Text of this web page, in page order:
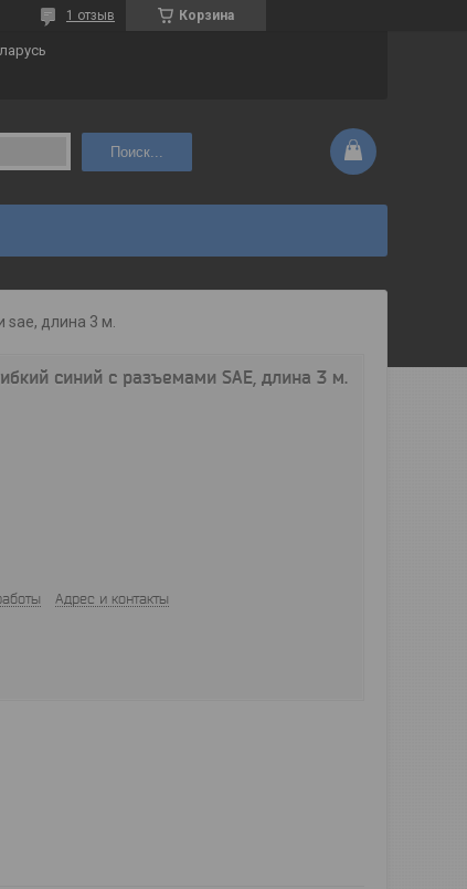
Корзина
1 отзыв
Поиск...
длина 3 м.
синий с разъемами SAE, длина 3 м.
Адрес и контакты